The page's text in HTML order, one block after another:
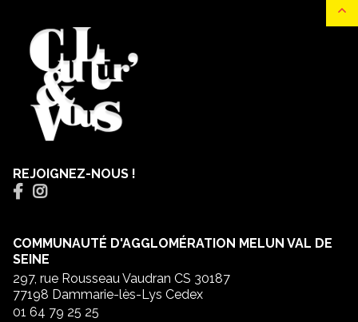
REJOIGNEZ-NOUS !
COMMUNAUTÉ D'AGGLOMÉRATION MELUN VAL DE
SEINE
297, rue Rousseau Vaudran CS 30187
77198 Dammarie-lès-Lys Cedex
01 64 79 25 25